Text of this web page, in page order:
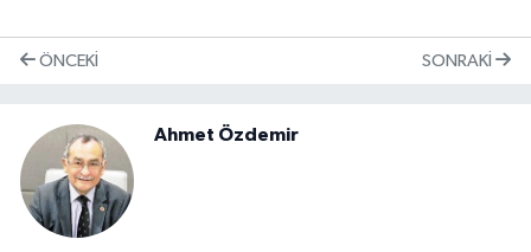
ÖNCEKI SONRAKI
Ahmet Özdemir